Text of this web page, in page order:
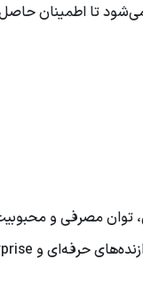
تا اطمینان
توان مصرفی و